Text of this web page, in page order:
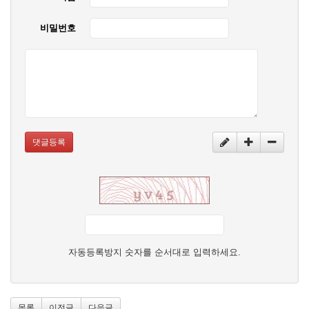
비밀번호
댓글등록
자동등록방지 숫자를 순서대로 입력하세요.